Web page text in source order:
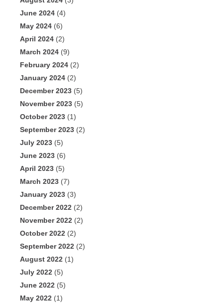
June 2024 (4)
May 2024 (6)
April 2024 (2)
March 2024 (9)
February 2024 (2)
January 2024 (2)
December 2023 (5)
November 2023 (5)
October 2023 (1)
September 2023 (2)
July 2023 (5)
June 2023 (6)
April 2023 (5)
March 2023 (7)
January 2023 (3)
December 2022 (2)
November 2022 (2)
October 2022 (2)
September 2022 (2)
August 2022 (1)
July 2022 (5)
June 2022 (5)
May 2022 (1)